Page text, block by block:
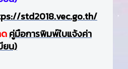
std2018.vec.go.th/
คู่มือการพิมพ์ใบแจ้งค่า
ยน)